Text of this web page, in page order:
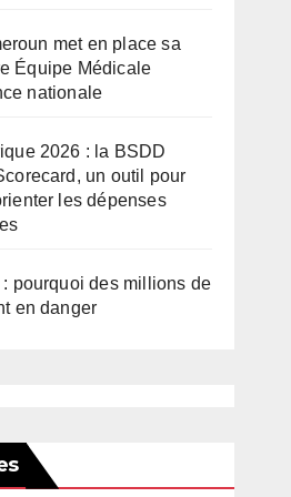
met en place sa
Équipe Médicale
nationale
2026 : la BSDD
un outil pour
les dépenses
: pourquoi des millions de
en danger